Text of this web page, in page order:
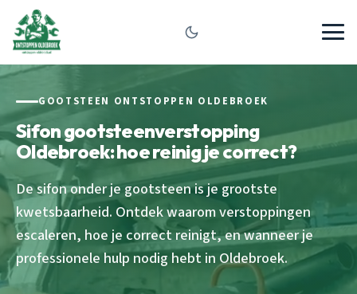
GOOTSTEEN ONTSTOPPEN OLDEBROEK
Sifon gootsteenverstopping
Oldebroek: hoe reinig je correct?
De sifon onder je gootsteen is je grootste
kwetsbaarheid. Ontdek waarom verstoppingen
escaleren, hoe je correct reinigt, en wanneer je
professionele hulp nodig hebt in Oldebroek.